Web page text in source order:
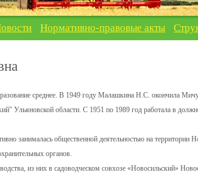
Нормативно-правовые акты
среднее. В 1949 году Малашкина Н.С. окончила
Ульяновской области. С 1951 по 1989 год работала в
занималась общественной деятельностью на территории
органов.
из них в садоводческом совхозе «Новосильский»